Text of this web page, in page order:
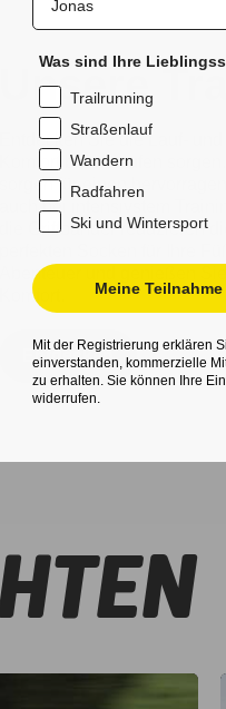
Unsere
Entdecken Sie die Lauf-
Komfort beim Laufen
sorgen für einen
auch bei intensivstem
die Griffbänder reduzieren
perfekten Socken für Ihre
Abenteuer und genießen
Komfort.
Entdecken
Was sind Ihre
Trailrunning
Straßenlauf
Wandern
Radfahren
Ski und Wintersport
Meine
Mit der Registrierung erklären
einverstanden, kommerzielle
zu erhalten. Sie können Ihre
widerrufen.